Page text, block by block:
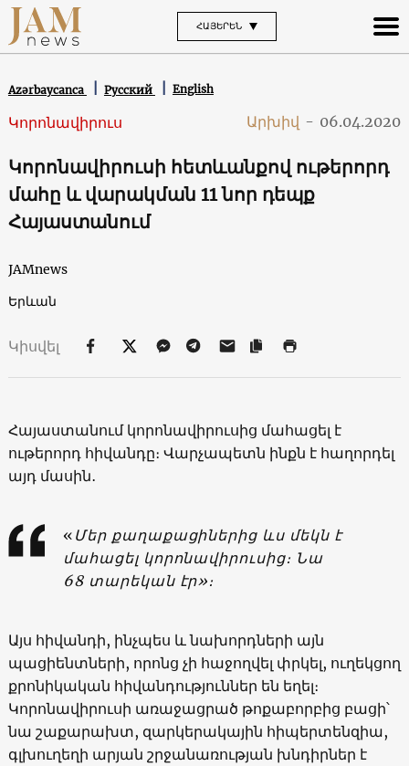
ՀԱՅԵՐԵՆ
Azərbaycanca Русский English
Կորոնավիրուս Արխիվ - 06.04.2020
Կորոնավիրուսի հետևանքով ութերորդ
մահը և վարակման 11 նոր դեպք
Հայաստանում
JAMnews
Երևան
Կիսվել
Հայաստանում կորոնավիրուսից մահացել է
ութերորդ հիվանդը։ Վարչապետն ինքն է հաղորդել
այդ մասին․
« Մեր քաղաքացիներից ևս մեկն է
մահացել կորոնավիրուսից։ Նա
68 տարեկան էր»։
Այս հիվանդի, ինչպես և նախորդների այն
պացիենտների, որոնց չի հաջողվել փրկել, ուղեկցող
քրոնիկական հիվանդություններ են եղել։
Կորոնավիրուսի առաջացրած թոքաբորբից բացի՝
նա շաքարախտ, զարկերակային հիպերտենզիա,
գլխուղեղի արյան շրջանառության խնդիրներ է